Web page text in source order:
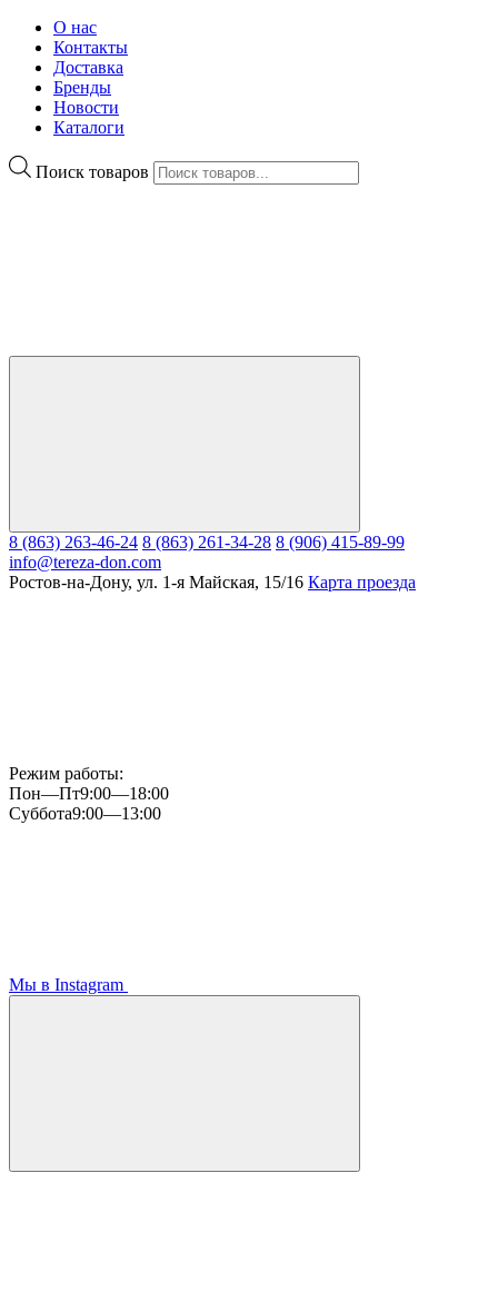
О нас
Контакты
Доставка
Бренды
Новости
Каталоги
Поиск товаров
8 (863) 263-46-24 8 (863) 261-34-28 8 (906) 415-89-99
info@tereza-don.com
Ростов-на-Дону, ул. 1-я Майская, 15/16 Карта проезда
Режим работы:
Пон—Пт9:00—18:00
Суббота9:00—13:00
Мы в Instagram